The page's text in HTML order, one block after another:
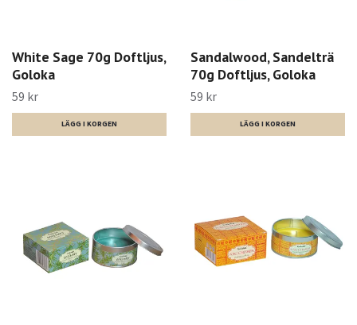
White Sage 70g Doftljus,
Goloka
59 kr
Sandalwood, Sandelträ
70g Doftljus, Goloka
59 kr